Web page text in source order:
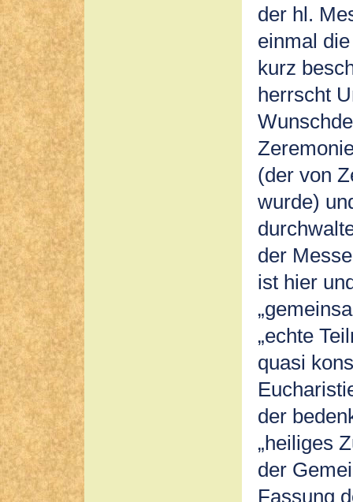
der hl.
einmal
kurz
herrscht
(der von
wurde)
der
ist hier
„echte
quasi
der
„heiliges
der
Fassung